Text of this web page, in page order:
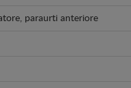
paraurti anteriore